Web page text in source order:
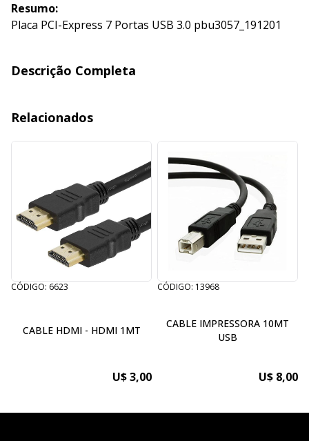
Resumo:
Placa PCI-Express 7 Portas USB 3.0 pbu3057_191201
Descrição Completa
Relacionados
CÓDIGO: 6623
CABLE HDMI - HDMI 1MT
U$ 3,00
CÓDIGO: 13968
CABLE IMPRESSORA 10MT
USB
U$ 8,00